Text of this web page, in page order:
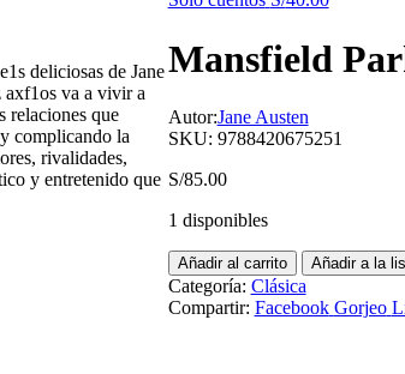
Mansfield
Autor:Jane Austen
SKU: 9788420675251
S/85.00
1 disponibles
Añadir al carrito Añadir a la
Categoría: Clásica
Compartir: Facebook Gorjeo
deliciosas de Jane
axf1os va a vivir a
relaciones que
complicando la
rivalidades,
y entretenido que